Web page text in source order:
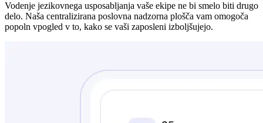
Vodenje jezikovnega usposabljanja vaše ekipe ne bi smelo biti drugo
delo. Naša centralizirana poslovna nadzorna plošča vam omogoča
popoln vpogled v to, kako se vaši zaposleni izboljšujejo.